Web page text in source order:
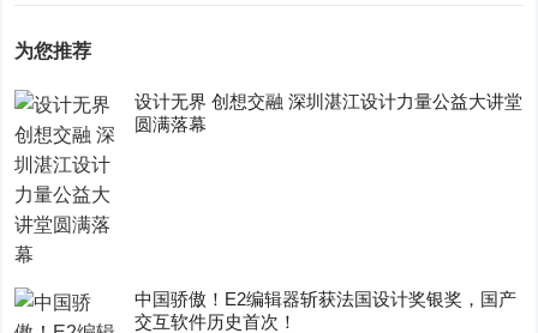
为您推荐
设计无界 创想交融 深圳湛江设计力量公益大讲堂
圆满落幕
中国骄傲！E2编辑器斩获法国设计奖银奖，国产
交互软件历史首次！